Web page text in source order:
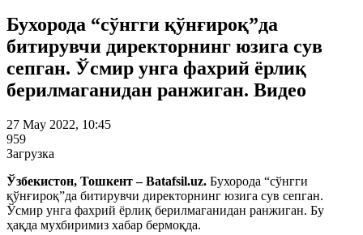
Бухорода “сўнгги қўнғироқ”да
битирувчи директорнинг юзига сув
сепган. Ўсмир унга фахрий ёрлиқ
берилмаганидан ранжиган. Видео
27 May 2022, 10:45
959
Загрузка
Ўзбекистон, Тошкент – Batafsil.uz. Бухорода “сўнгги
қўнғироқ”да битирувчи директорнинг юзига сув сепган.
Ўсмир унга фахрий ёрлиқ берилмаганидан ранжиган. Бу
ҳақда мухбиримиз хабар бермоқда.